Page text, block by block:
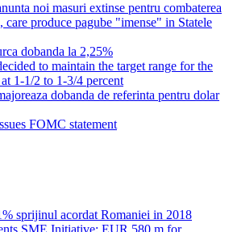
noi masuri extinse pentru combaterea
produce pagube "imense" in Statele
dobanda la 2,25%
to maintain the target range for the
1-1/2 to 1-3/4 percent
dobanda de referinta pentru dolar
FOMC statement
sprijinul acordat Romaniei in 2018
SME Initiative: EUR 580 m for